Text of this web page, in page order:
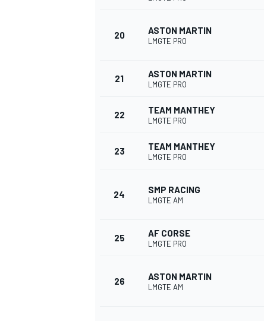
20 ASTON MARTIN
LMGTE PRO
21 ASTON MARTIN
LMGTE PRO
22 TEAM MANTHEY
LMGTE PRO
23 TEAM MANTHEY
LMGTE PRO
24 SMP RACING
LMGTE AM
25 AF CORSE
LMGTE PRO
26 ASTON MARTIN
LMGTE AM